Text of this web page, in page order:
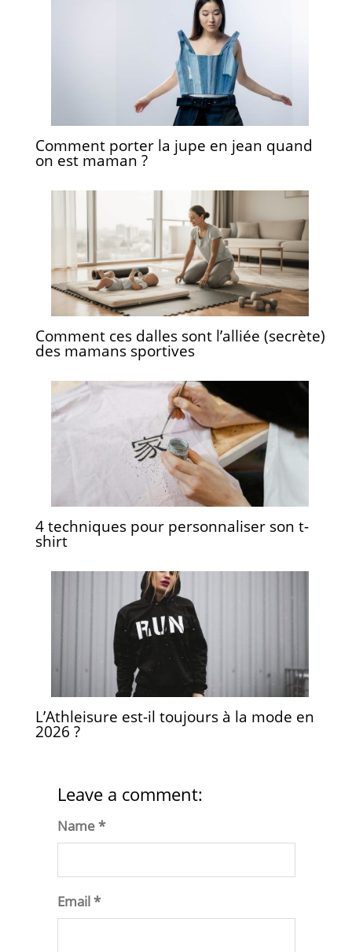
Comment porter la jupe en jean quand
on est maman ?
Comment ces dalles sont l’alliée (secrète)
des mamans sportives
4 techniques pour personnaliser son t-
shirt
L’Athleisure est-il toujours à la mode en
2026 ?
Leave a comment:
Name *
Email *